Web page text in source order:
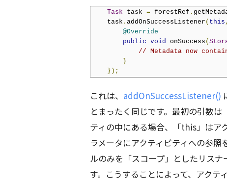
Task task = forestRef .
    task
. addOnSuccessListener ( this ,
@Override
public void onSuccess (
// Metadata now
}
});
これは、 addOnSuccessListener()
とまったく同じです。最初の引数
ティの中にある場合、「this」はア
ラメータにアクティビティへの参
ルのみを「スコープ」としたリス
す。こうすることによって、アク